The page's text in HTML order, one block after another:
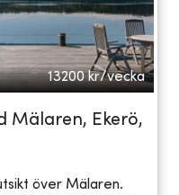
13200 kr/vecka
Mälaren, Ekerö,
över Mälaren.